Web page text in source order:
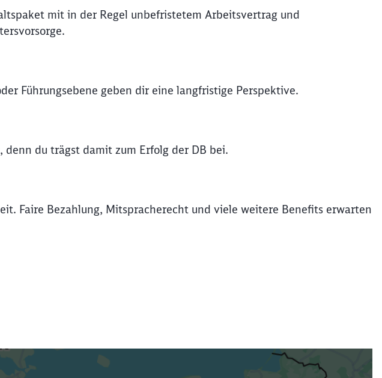
mit in der Regel unbefristetem Arbeitsvertrag und
Führungsebene geben dir eine langfristige Perspektive.
denn du trägst damit zum Erfolg der DB bei.
Faire Bezahlung, Mitspracherecht und viele weitere Benefits erwarten
Weiter